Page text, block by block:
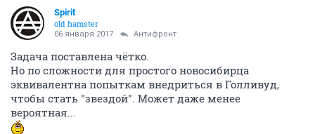
Spirit
old hamster
06 января 2017 Антифронт
Задача поставлена чётко.
Но по сложности для простого новосибирца
эквивалентна попыткам внедриться в Голливуд,
чтобы стать "звездой". Может даже менее
вероятная...